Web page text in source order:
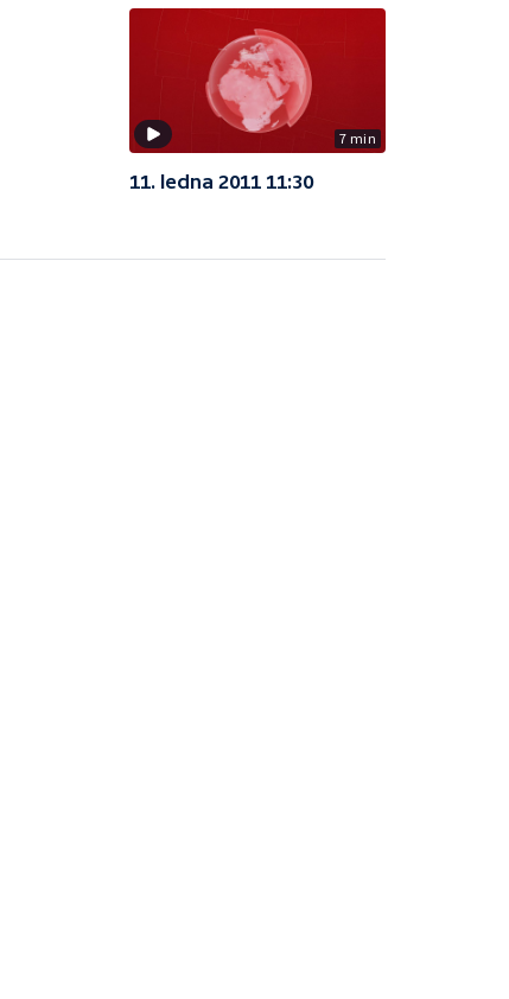
7 min
11. ledna 2011 11:30